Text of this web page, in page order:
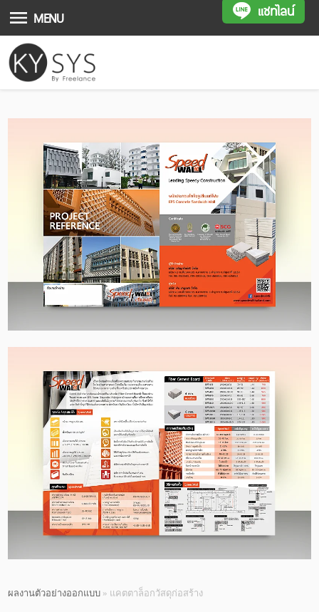
MENU แชทไลน์
ผลงานตัวอย่างออกแบบ » แคตตาล็อกวัสดุก่อสร้าง